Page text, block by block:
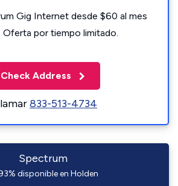
Gig Internet desde $60 al mes
Oferta por tiempo limitado.
Check Address
833-513-4734
Spectrum
disponible en Holden